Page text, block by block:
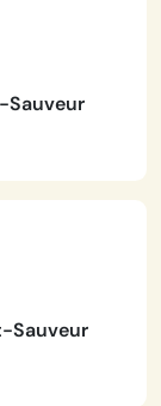
Sauveur
Sauveur